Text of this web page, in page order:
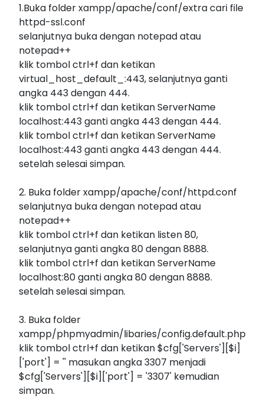
1.Buka folder xampp/apache/conf/extra cari file
httpd-ssl.conf
selanjutnya buka dengan notepad atau
notepad++
klik tombol ctrl+f dan ketikan
virtual_host_default_:443, selanjutnya ganti
angka 443 dengan 444.
klik tombol ctrl+f dan ketikan ServerName
localhost:443 ganti angka 443 dengan 444.
klik tombol ctrl+f dan ketikan ServerName
localhost:443 ganti angka 443 dengan 444.
setelah selesai simpan.
2. Buka folder xampp/apache/conf/httpd.conf
selanjutnya buka dengan notepad atau
notepad++
klik tombol ctrl+f dan ketikan listen 80,
selanjutnya ganti angka 80 dengan 8888.
klik tombol ctrl+f dan ketikan ServerName
localhost:80 ganti angka 80 dengan 8888.
setelah selesai simpan.
3. Buka folder
xampp/phpmyadmin/libaries/config.default.php
klik tombol ctrl+f dan ketikan $cfg['Servers'][$i]
['port'] = '' masukan angka 3307 menjadi
$cfg['Servers'][$i]['port'] = '3307' kemudian
simpan.